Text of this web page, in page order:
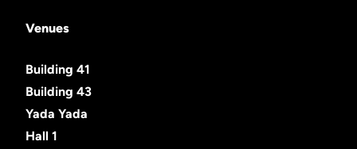
Venues
Building 41
Building 43
Yada Yada
Hall 1